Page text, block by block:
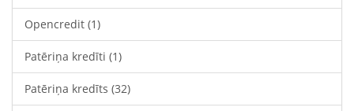
Opencredit (1)
Patēriņa kredīti (1)
Patēriņa kredīts (32)